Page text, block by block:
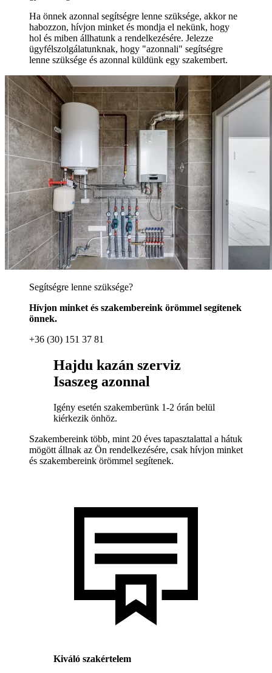
Ha önnek azonnal segítségre lenne szüksége, akkor ne
habozzon, hívjon minket és mondja el nekünk, hogy
hol és miben állhatunk a rendelkezésére. Jelezze
ügyfélszolgálatunknak, hogy "azonnali" segítségre
lenne szüksége és azonnal küldünk egy szakembert.
Segítségre lenne szüksége?
Hívjon minket és szakembereink örömmel segítenek
önnek.
+36 (30) 151 37 81
Hajdu kazán szerviz
Isaszeg azonnal
Igény esetén szakemberünk 1-2 órán belül
kiérkezik önhöz.
Szakembereink több, mint 20 éves tapasztalattal a hátuk
mögött állnak az Ön rendelkezésére, csak hívjon minket
és szakembereink örömmel segítenek.
Kiváló szakértelem